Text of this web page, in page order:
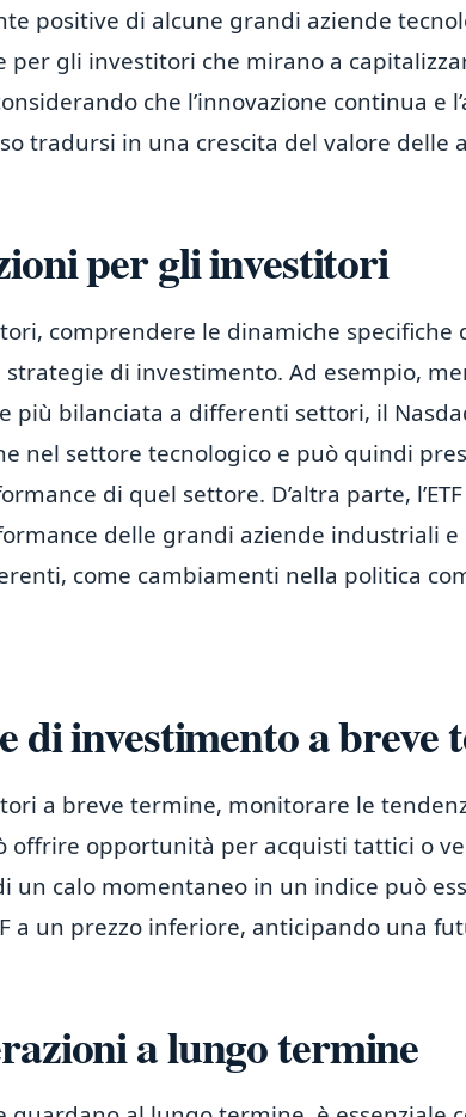
positive di alcune grandi aziende
per gli investitori che mirano a
che l’innovazione continua e
tradursi in una crescita del valore delle
per gli investitori
comprendere le dinamiche specifiche
di investimento. Ad esempio,
più bilanciata a differenti settori, il
nel settore tecnologico e può quindi
di quel settore. D’altra parte,
delle grandi aziende industriali
come cambiamenti nella politica
di investimento a breve
a breve termine, monitorare le
offrire opportunità per acquisti tattici o
un calo momentaneo in un indice può
a un prezzo inferiore, anticipando una
a lungo termine